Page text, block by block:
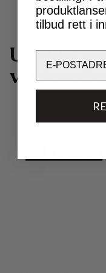
U viklet m
v
rdens be
tilbud rett i